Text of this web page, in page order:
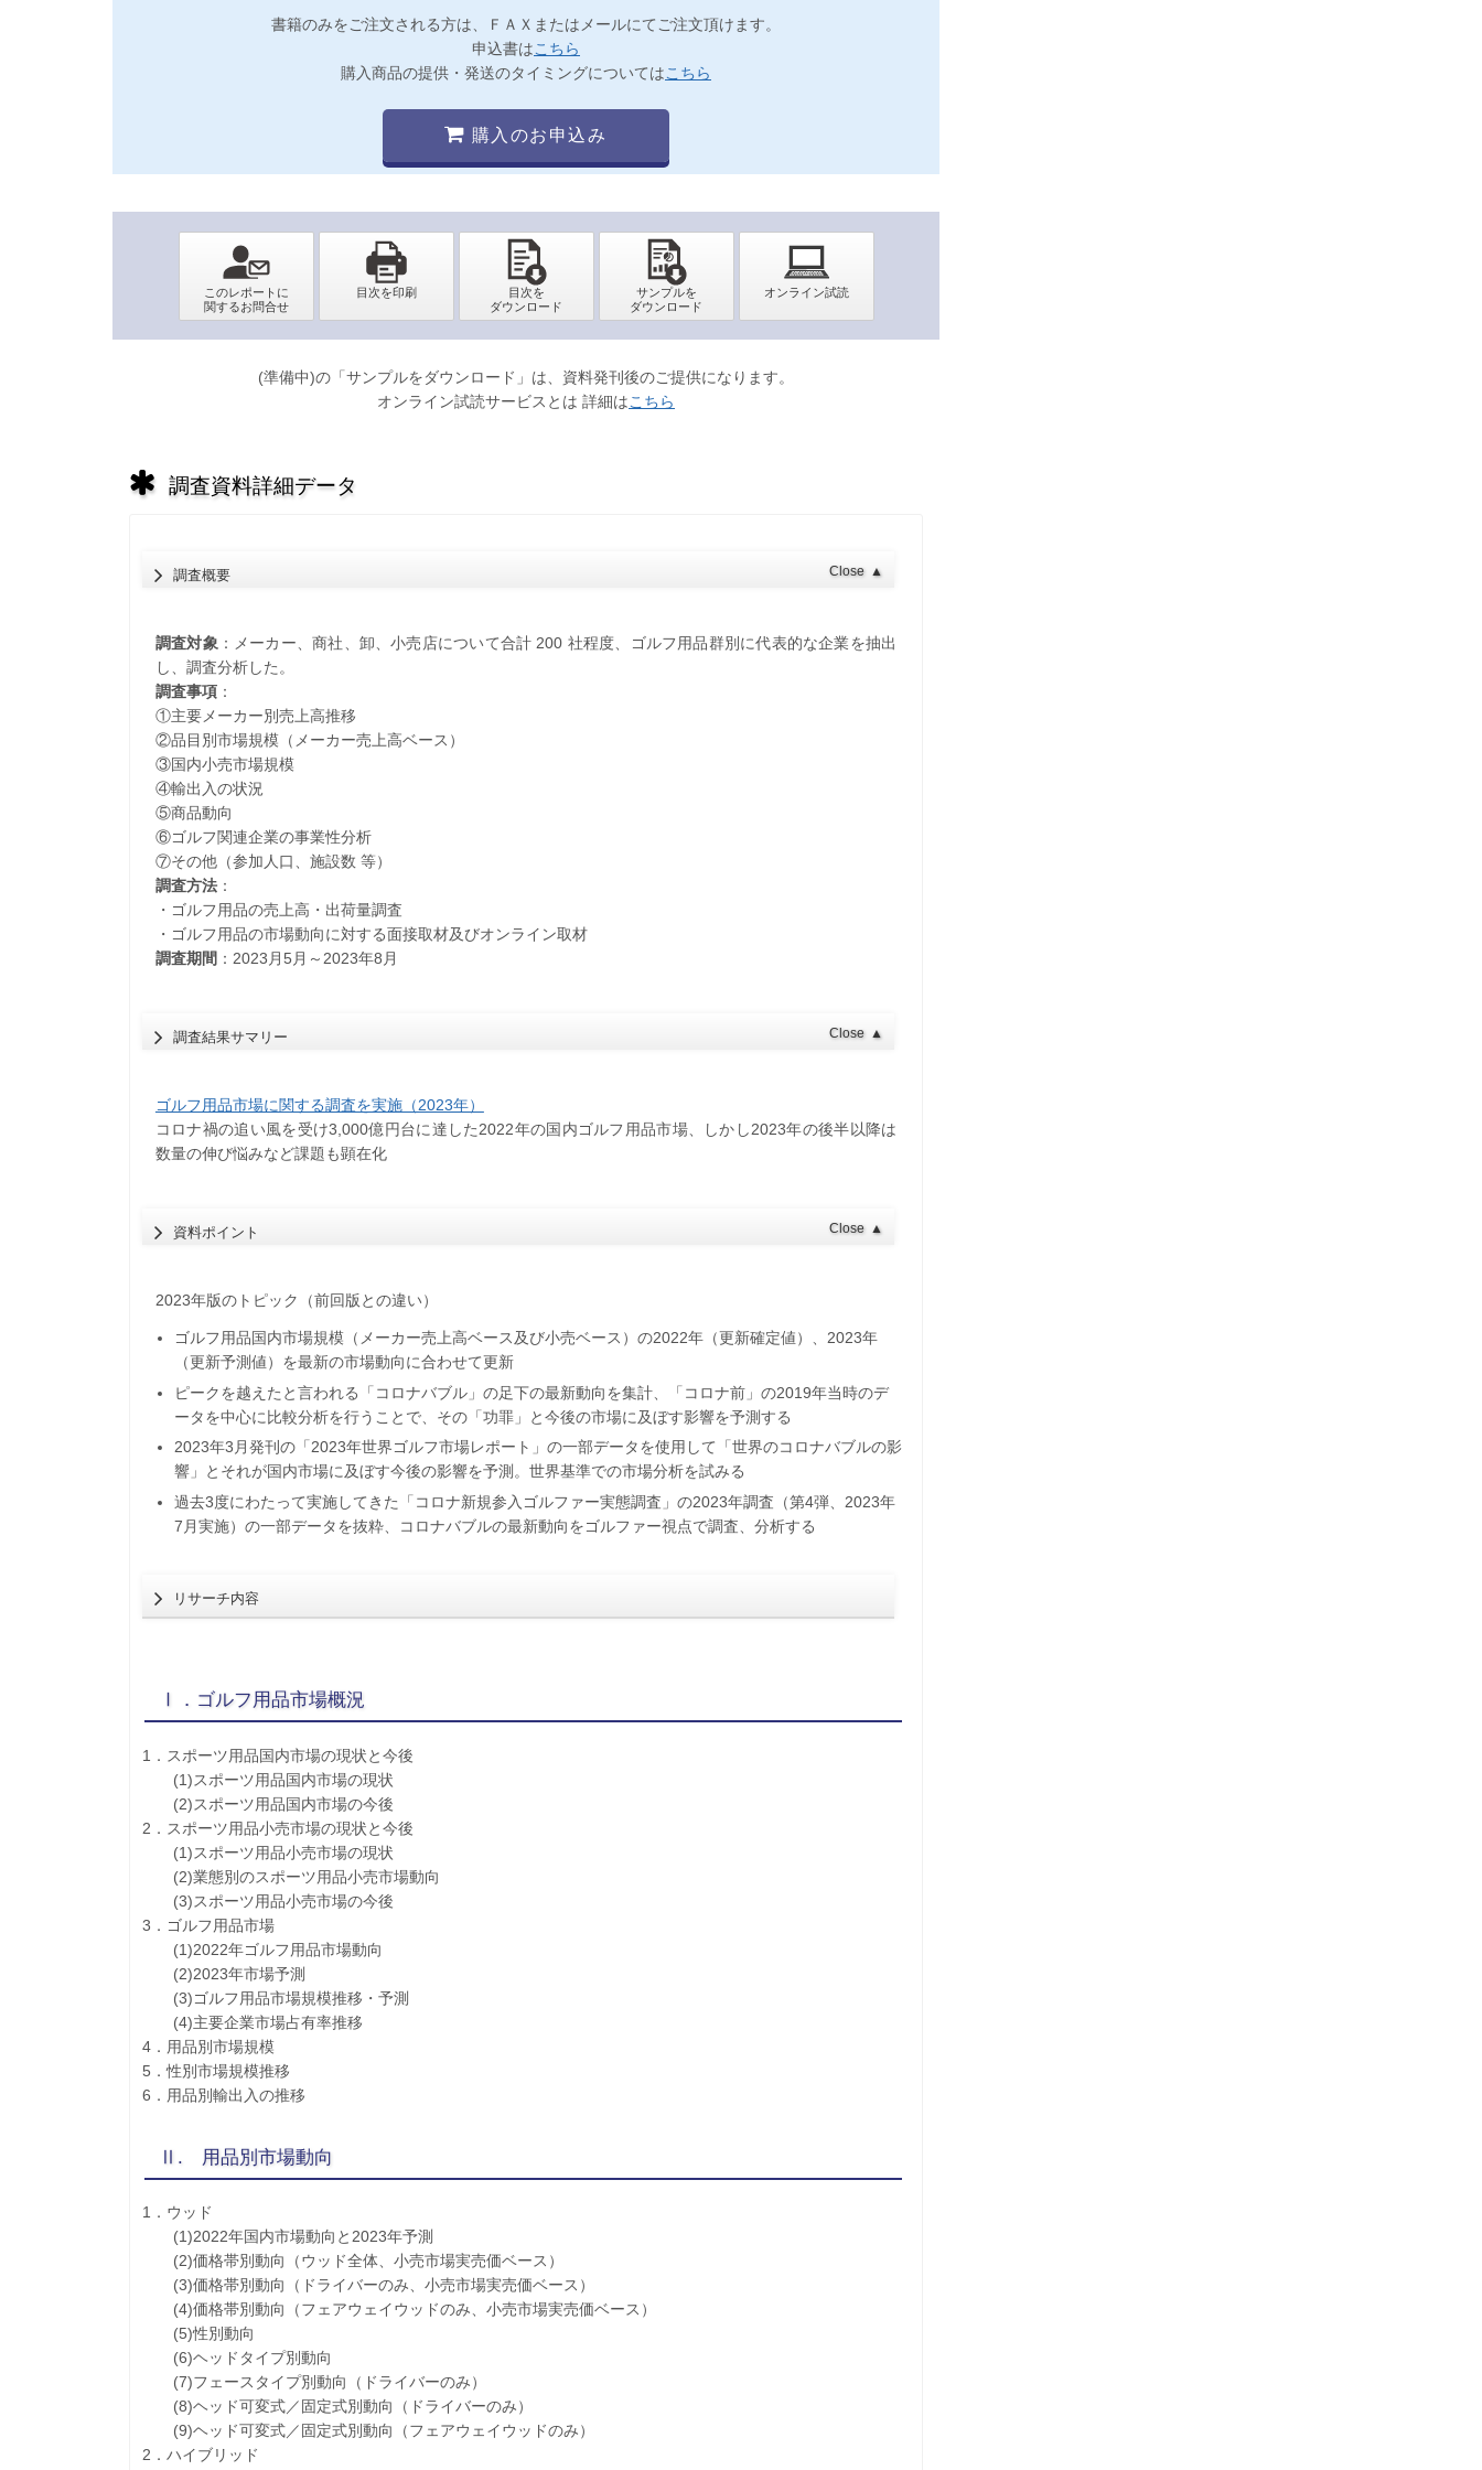
書籍のみをご注文される方は、ＦＡＸまたはメールにてご注文頂けます。
申込書はこちら
購入商品の提供・発送のタイミングについてはこちら
購入のお申込み
(準備中)の「サンプルをダウンロード」は、資料発刊後のご提供になります。
オンライン試読サービスとは 詳細はこちら
調査資料詳細データ
調査概要 Close ▲
調査対象 ：メーカー、商社、卸、小売店について合計 200 社程度、ゴルフ用品群別に代表的な企業を抽出
し、調査分析した。
調査事項：
①主要メーカー別売上高推移
②品目別市場規模（メーカー売上高ベース）
③国内小売市場規模
④輸出入の状況
⑤商品動向
⑥ゴルフ関連企業の事業性分析
⑦その他（参加人口、施設数 等）
調査方法：
・ゴルフ用品の売上高・出荷量調査
・ゴルフ用品の市場動向に対する面接取材及びオンライン取材
調査期間 ：2023月5月～2023年8月
調査結果サマリー Close ▲
ゴルフ用品市場に関する調査を実施（2023年）
コロナ禍の追い風を受け3,000億円台に達した2022年の国内ゴルフ用品市場、しかし2023年の後半以降は
数量の伸び悩みなど課題も顕在化
資料ポイント Close ▲
2023年版のトピック（前回版との違い）
ゴルフ用品国内市場規模（メーカー売上高ベース及び小売ベース）の2022年（更新確定値）、2023年
（更新予測値）を最新の市場動向に合わせて更新
ピークを越えたと言われる「コロナバブル」の足下の最新動向を集計、「コロナ前」の2019年当時のデ
ータを中心に比較分析を行うことで、その「功罪」と今後の市場に及ぼす影響を予測する
2023年3月発刊の「2023年世界ゴルフ市場レポート」の一部データを使用して「世界のコロナバブルの影
響」とそれが国内市場に及ぼす今後の影響を予測。世界基準での市場分析を試みる
過去3度にわたって実施してきた「コロナ新規参入ゴルファー実態調査」の2023年調査（第4弾、2023年
7月実施）の一部データを抜粋、コロナバブルの最新動向をゴルファー視点で調査、分析する
リサーチ内容
Ⅰ．ゴルフ用品市場概況
1．スポーツ用品国内市場の現状と今後
(1)スポーツ用品国内市場の現状
(2)スポーツ用品国内市場の今後
2．スポーツ用品小売市場の現状と今後
(1)スポーツ用品小売市場の現状
(2)業態別のスポーツ用品小売市場動向
(3)スポーツ用品小売市場の今後
3．ゴルフ用品市場
(1)2022年ゴルフ用品市場動向
(2)2023年市場予測
(3)ゴルフ用品市場規模推移・予測
(4)主要企業市場占有率推移
4．用品別市場規模
5．性別市場規模推移
6．用品別輸出入の推移
Ⅱ. 用品別市場動向
1．ウッド
(1)2022年国内市場動向と2023年予測
(2)価格帯別動向（ウッド全体、小売市場実売価ベース）
(3)価格帯別動向（ドライバーのみ、小売市場実売価ベース）
(4)価格帯別動向（フェアウェイウッドのみ、小売市場実売価ベース）
(5)性別動向
(6)ヘッドタイプ別動向
(7)フェースタイプ別動向（ドライバーのみ）
(8)ヘッド可変式／固定式別動向（ドライバーのみ）
(9)ヘッド可変式／固定式別動向（フェアウェイウッドのみ）
2．ハイブリッド